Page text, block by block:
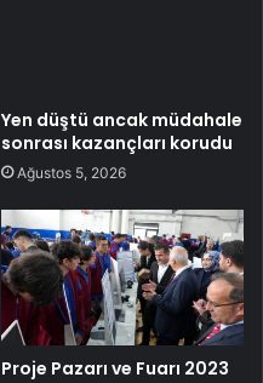
Yen düştü ancak müdahale
sonrası kazançları korudu
Ağustos 5, 2026
Proje Pazarı ve Fuarı 2023